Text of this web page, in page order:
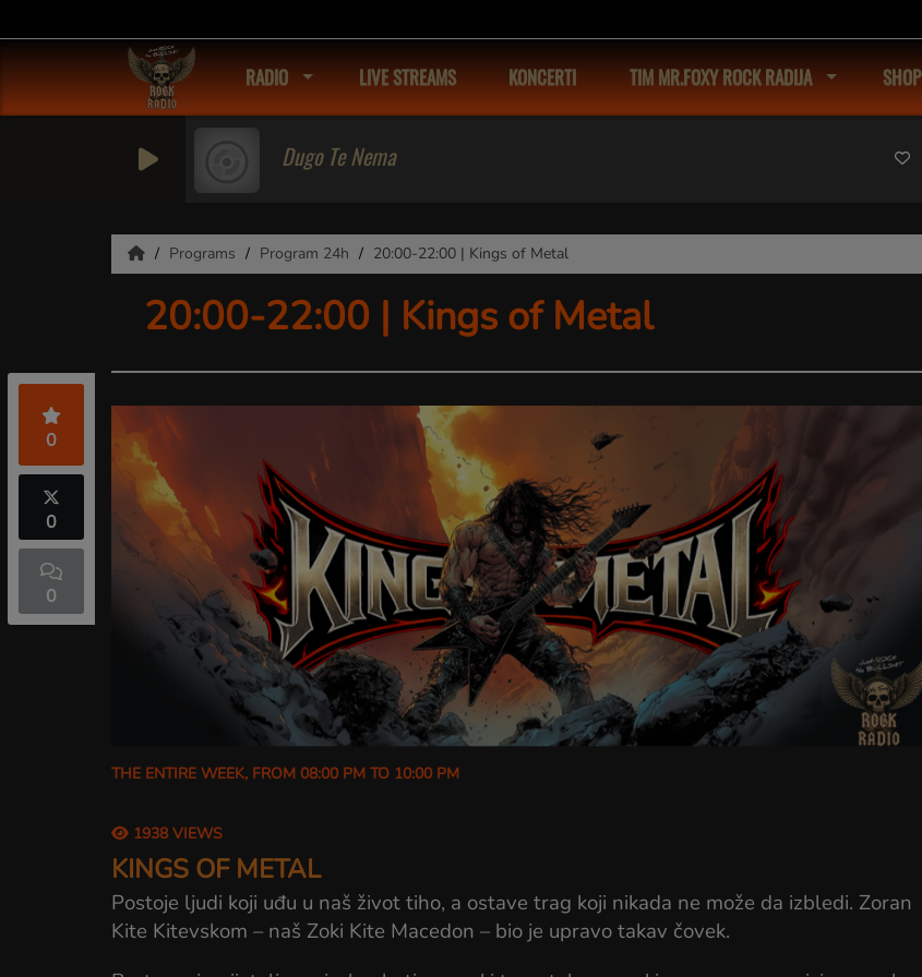
RADIO LIVE STREAMS KONCERTI TIM MR.FOXY ROCK RADIJA SHOP
Dugo Te Nema
Programs Program 24h 20:00-22:00 | Kings of Metal
20:00-22:00 | Kings of Metal
0
0
0
THE ENTIRE WEEK, FROM 08:00 PM TO 10:00 PM
1938 VIEWS
KINGS OF METAL
Postoje ljudi koji uđu u naš život tiho, a ostave trag koji nikada ne može da izbledi. Zoran
Kite Kitevskom – naš Zoki Kite Macedon – bio je upravo takav čovek.